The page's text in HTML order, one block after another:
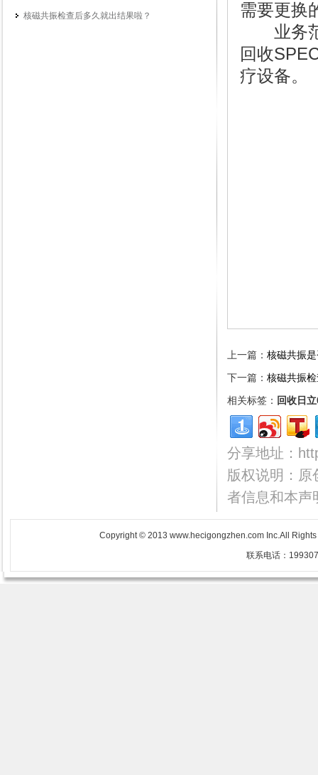
核磁共振检查后多久就出结果啦？
需要更换
业务范
回收
疗设备。
上一篇： 核磁共振
下一篇： 核磁共振
相关标签： 回收日
分享地址：
版权说明：原
者信息和本声
Copyright © 2013 www.hecigongzhen.com Inc.All
联系电话：